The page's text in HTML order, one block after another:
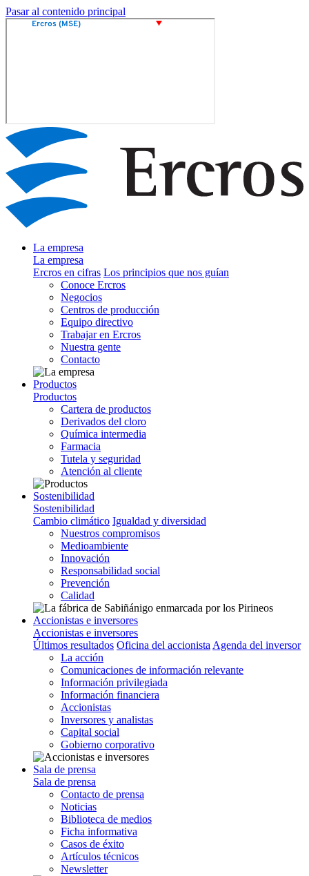
Pasar al contenido principal
La empresa
La empresa
Ercros en cifras Los principios que nos guían
Conoce Ercros
Negocios
Centros de producción
Equipo directivo
Trabajar en Ercros
Nuestra gente
Contacto
Productos
Productos
Cartera de productos
Derivados del cloro
Química intermedia
Farmacia
Tutela y seguridad
Atención al cliente
Sostenibilidad
Sostenibilidad
Cambio climático Igualdad y diversidad
Nuestros compromisos
Medioambiente
Innovación
Responsabilidad social
Prevención
Calidad
Accionistas e inversores
Accionistas e inversores
Últimos resultados Oficina del accionista Agenda del inversor
La acción
Comunicaciones de información relevante
Información privilegiada
Información financiera
Accionistas
Inversores y analistas
Capital social
Gobierno corporativo
Sala de prensa
Sala de prensa
Contacto de prensa
Noticias
Biblioteca de medios
Ficha informativa
Casos de éxito
Artículos técnicos
Newsletter